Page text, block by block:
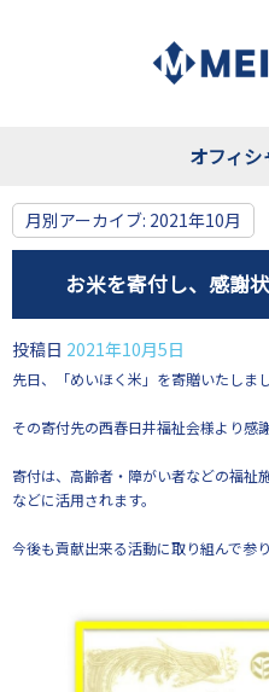
オフィシ
月別アーカイブ: 2021年10月
お米を寄付し、感謝
投稿日 2021年10月5日
先日、「めいほく米」を寄贈いたしまし
その寄付先の西春日井福祉会様より感
寄付は、高齢者・障がい者などの福祉
などに活用されます。
今後も貢献出来る活動に取り組んで参り